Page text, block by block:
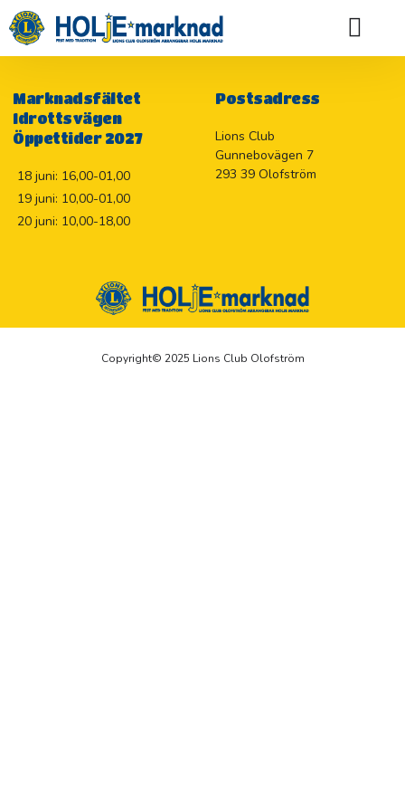
Anslogs 10.000 kr till aktiviteten ”Vatten till miljoner” i Indien.
Postsadress
Lions Club
Gunnebovägen 7
293 39 Olofström
Marknadsfältet
Idrottsvägen
Öppettider 2027
18 juni: 16,00-01,00
19 juni: 10,00-01,00
20 juni: 10,00-18,00
Copyright© 2025 Lions Club Olofström